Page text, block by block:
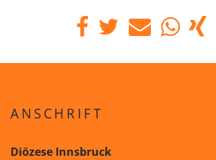
ANSCHRIFT
Diözese Innsbruck